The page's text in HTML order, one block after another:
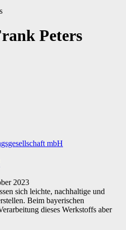
Peters
mbH
2023
sich leichte, nachhaltige und
Beim bayerischen
dieses Werkstoffs aber